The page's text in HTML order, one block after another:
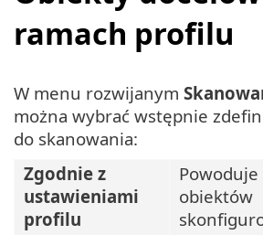
ramach profilu
W menu rozwijanym
można wybrać wstępnie
do skanowania:
Zgodnie z
ustawieniami
profilu
obiektów